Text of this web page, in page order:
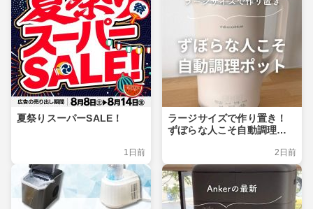
夏祭りスーパーSALE！
1日前
ラージサイズで作り置き！
ずぼらな人こそ自動調理ポ
2日前